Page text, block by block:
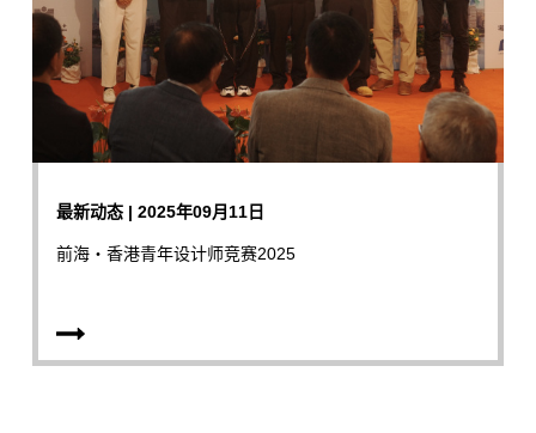
最新动态 | 2025年09月11日
前海‧香港青年设计师竞赛2025